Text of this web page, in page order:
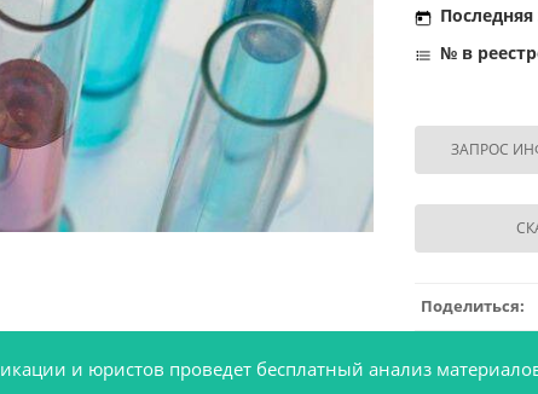
Последняя
№ в
ЗАПРОС
Поделиться:
и юристов проведет бесплатный анализ